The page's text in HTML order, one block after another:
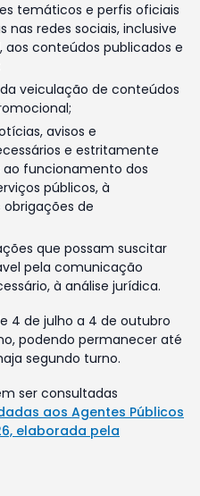
temáticos e perfis oficiais
nas redes sociais, inclusive
conteúdos publicados e
veiculação de conteúdos
avisos e
e estritamente
funcionamento dos
públicos, à
de
que possam suscitar
pela comunicação
à análise jurídica.
4 de julho a 4 de outubro
podendo permanecer até
segundo turno.
ser consultadas
aos Agentes Públicos
elaborada pela